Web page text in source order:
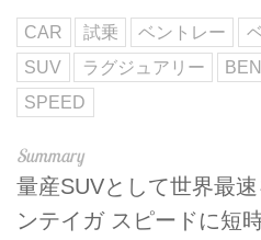
CAR 試乗 ベントレー
SUV
ラグジュアリー
SPEED
量産SUVとして世界最
ンテイガ スピードに短